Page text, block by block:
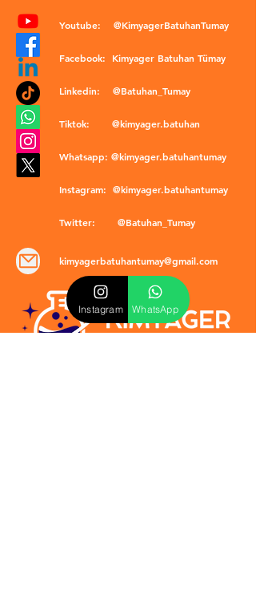
Youtube: @KimyagerBatuhanTumay
Facebook: Kimyager Batuhan Tümay
Linkedin: @Batuhan_Tumay
Tiktok: @kimyager.batuhan
Whatsapp: @kimyager.batuhantumay
Instagram: @kimyager.batuhantumay
Twitter: @Batuhan_Tumay
kimyagerbatuhantumay@gmail.com
Instagram WhatsApp